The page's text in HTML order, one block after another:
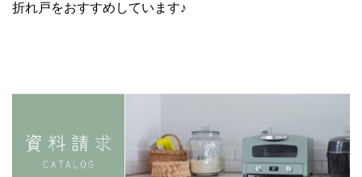
折れ戸をおすすめしています♪